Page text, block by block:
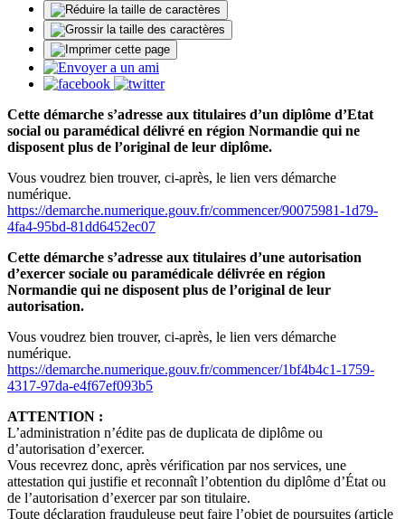
Cette démarche s’adresse aux titulaires d’un diplôme d’Etat
social ou paramédical délivré en région Normandie qui ne
disposent plus de l’original de leur diplôme.
Vous voudrez bien trouver, ci-après, le lien vers démarche
numérique.
https://demarche.numerique.gouv.fr/commencer/90075981-1d79-
4fa4-95bd-81dd6452ec07
Cette démarche s’adresse aux titulaires d’une autorisation
d’exercer sociale ou paramédicale délivrée en région
Normandie qui ne disposent plus de l’original de leur
autorisation.
Vous voudrez bien trouver, ci-après, le lien vers démarche
numérique.
https://demarche.numerique.gouv.fr/commencer/1bf4b4c1-1759-
4317-97da-e4f67ef093b5
ATTENTION :
L’administration n’édite pas de duplicata de diplôme ou
d’autorisation d’exercer.
Vous recevrez donc, après vérification par nos services, une
attestation qui justifie et reconnaît l’obtention du diplôme d’État ou
de l’autorisation d’exercer par son titulaire.
Toute déclaration frauduleuse peut faire l’objet de poursuites (article